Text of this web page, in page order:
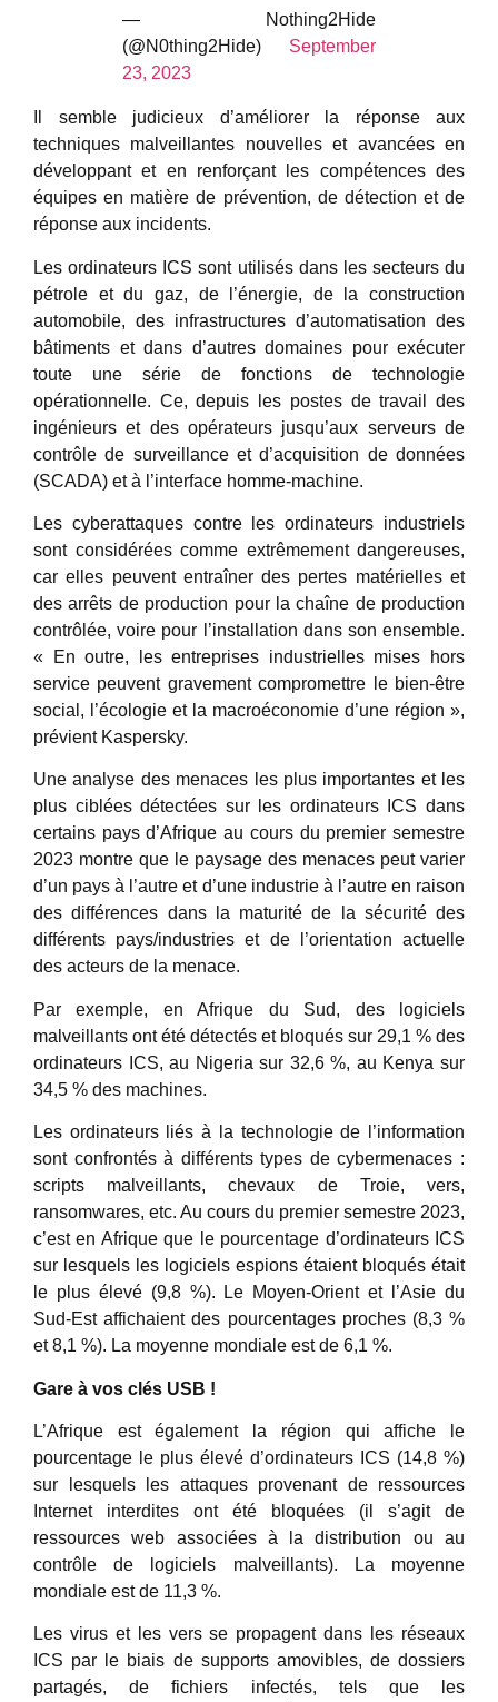
— Nothing2Hide
(@N0thing2Hide) September
23, 2023
Il semble judicieux d’améliorer la réponse aux
techniques malveillantes nouvelles et avancées en
développant et en renforçant les compétences des
équipes en matière de prévention, de détection et de
réponse aux incidents.
Les ordinateurs ICS sont utilisés dans les secteurs du
pétrole et du gaz, de l’énergie, de la construction
automobile, des infrastructures d’automatisation des
bâtiments et dans d’autres domaines pour exécuter
toute une série de fonctions de technologie
opérationnelle. Ce, depuis les postes de travail des
ingénieurs et des opérateurs jusqu’aux serveurs de
contrôle de surveillance et d’acquisition de données
(SCADA) et à l’interface homme-machine.
Les cyberattaques contre les ordinateurs industriels
sont considérées comme extrêmement dangereuses,
car elles peuvent entraîner des pertes matérielles et
des arrêts de production pour la chaîne de production
contrôlée, voire pour l’installation dans son ensemble.
« En outre, les entreprises industrielles mises hors
service peuvent gravement compromettre le bien-être
social, l’écologie et la macroéconomie d’une région »,
prévient Kaspersky.
Une analyse des menaces les plus importantes et les
plus ciblées détectées sur les ordinateurs ICS dans
certains pays d’Afrique au cours du premier semestre
2023 montre que le paysage des menaces peut varier
d’un pays à l’autre et d’une industrie à l’autre en raison
des différences dans la maturité de la sécurité des
différents pays/industries et de l’orientation actuelle
des acteurs de la menace.
Par exemple, en Afrique du Sud, des logiciels
malveillants ont été détectés et bloqués sur 29,1 % des
ordinateurs ICS, au Nigeria sur 32,6 %, au Kenya sur
34,5 % des machines.
Les ordinateurs liés à la technologie de l’information
sont confrontés à différents types de cybermenaces :
scripts malveillants, chevaux de Troie, vers,
ransomwares, etc. Au cours du premier semestre 2023,
c’est en Afrique que le pourcentage d’ordinateurs ICS
sur lesquels les logiciels espions étaient bloqués était
le plus élevé (9,8 %). Le Moyen-Orient et l’Asie du
Sud-Est affichaient des pourcentages proches (8,3 %
et 8,1 %). La moyenne mondiale est de 6,1 %.
Gare à vos clés USB !
L’Afrique est également la région qui affiche le
pourcentage le plus élevé d’ordinateurs ICS (14,8 %)
sur lesquels les attaques provenant de ressources
Internet interdites ont été bloquées (il s’agit de
ressources web associées à la distribution ou au
contrôle de logiciels malveillants). La moyenne
mondiale est de 11,3 %.
Les virus et les vers se propagent dans les réseaux
ICS par le biais de supports amovibles, de dossiers
partagés, de fichiers infectés, tels que les